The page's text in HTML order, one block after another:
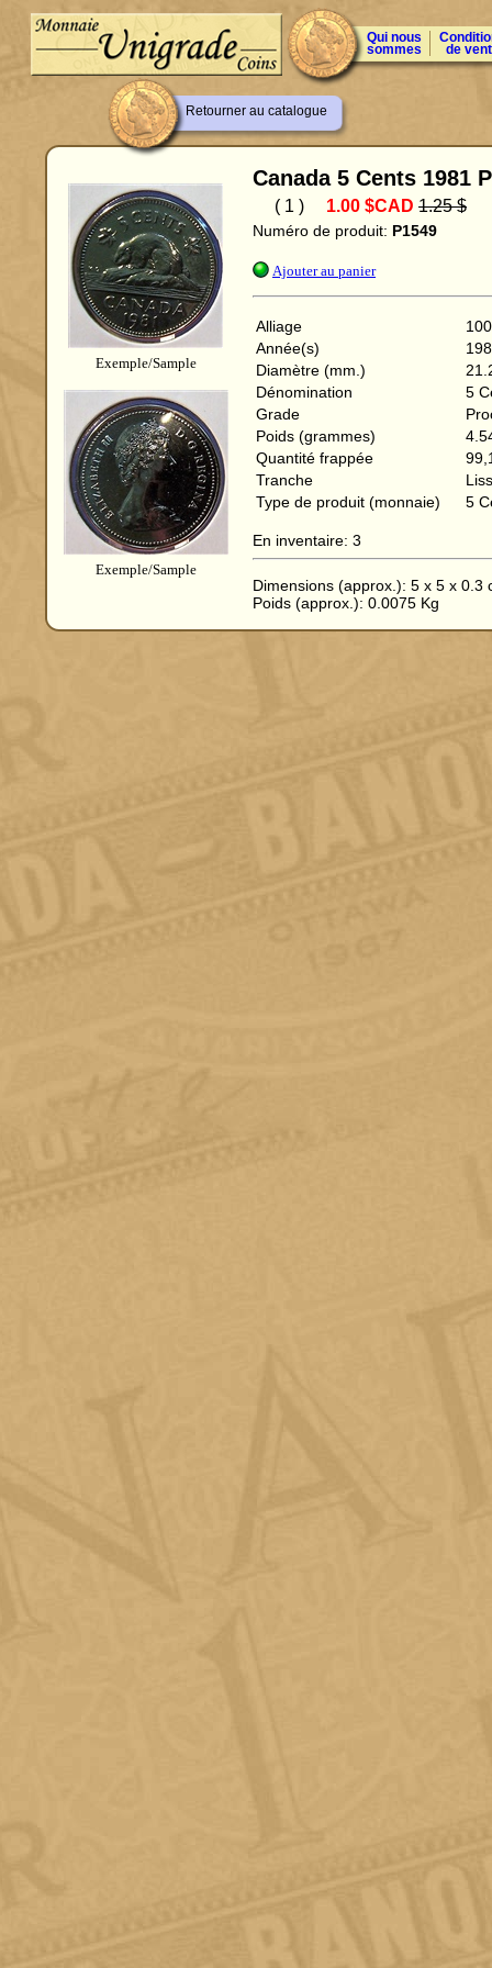
Qui nous
sommes de
Retourner au catalogue
Exemple/Sample
Exemple/Sample
Canada 5 Cents 1981
( 1 ) 1.00 $CAD 1.25 $
Numéro de produit: P1549
Ajouter au panier
Alliage
Année(s)
Diamètre (mm.)
Dénomination
5
Grade
Poids (grammes)
Quantité frappée
Tranche
Type de produit (monnaie)
5
En inventaire: 3
Dimensions (approx.): 5 x 5 x 0.3
Poids (approx.): 0.0075 Kg